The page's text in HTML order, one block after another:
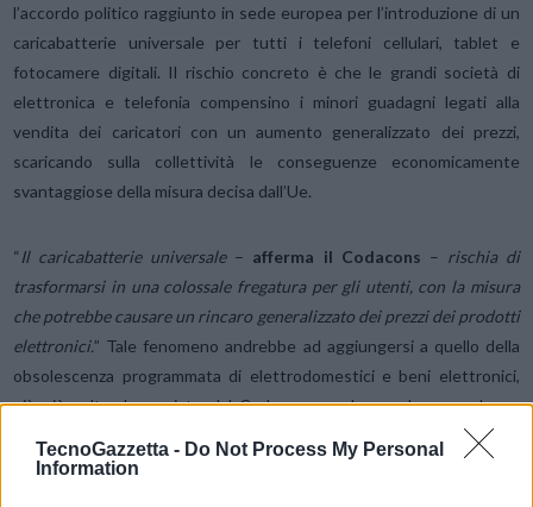
TecnoGazzetta - Do Not Process My Personal
Information
l’accordo politico raggiunto in sede europea per l’introduzione di un
caricabatterie universale per tutti i telefoni cellulari, tablet e
fotocamere digitali. Il rischio concreto è che le grandi società di
elettronica e telefonia compensino i minori guadagni legati alla
vendita dei caricatori con un aumento generalizzato dei prezzi,
scaricando sulla collettività le conseguenze economicamente
svantaggiose della misura decisa dall’Ue.
“ Il caricabatterie universale– afferma il Codacons – rischia di
trasformarsi in una colossale fregatura per gli utenti, con la misura
che potrebbe causare un rincaro generalizzato dei prezzi dei prodotti
elettronici.” Tale fenomeno andrebbe ad aggiungersi a quello della
obsolescenza programmata di elettrodomestici e beni elettronici,
già più volte denunciato dal Codacons, e che produce un danno
Così come avvenuto nel caso della obsolescenza, il Codacons